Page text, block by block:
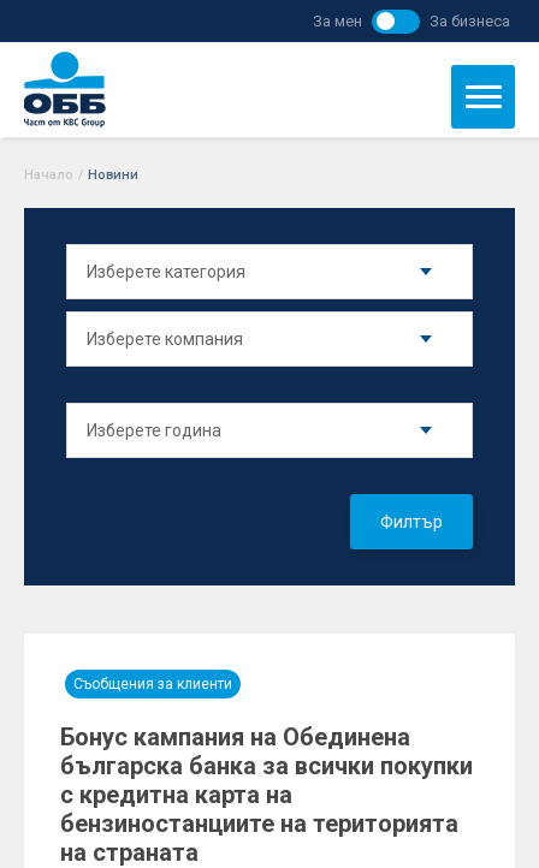
За мен За бизнеса
Начало / Новини
Филтър
Съобщения за клиенти
Бонус кампания на Обединена
българска банка за всички покупки
с кредитна карта на
бензиностанциите на територията
на страната